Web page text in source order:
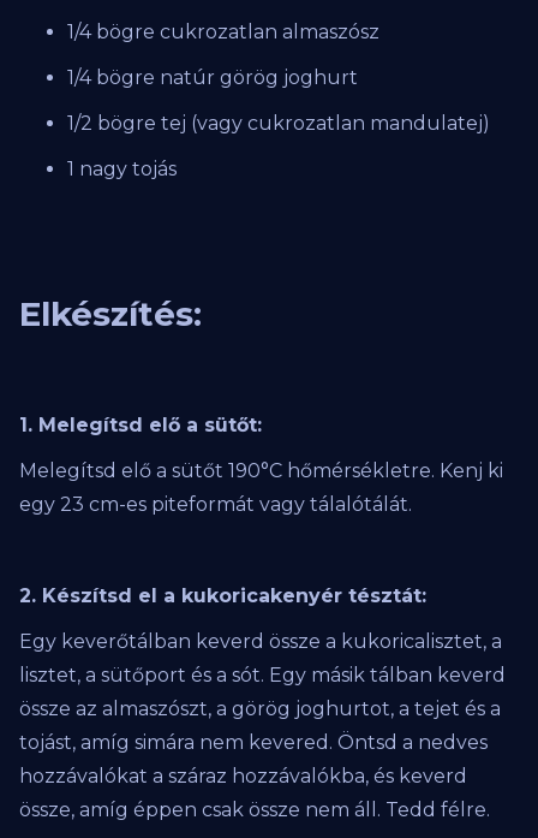
1/4 bögre cukrozatlan almaszósz
1/4 bögre natúr görög joghurt
1/2 bögre tej (vagy cukrozatlan mandulatej)
1 nagy tojás
Elkészítés:
1. Melegítsd elő a sütőt:
Melegítsd elő a sütőt 190°C hőmérsékletre. Kenj ki
egy 23 cm-es piteformát vagy tálalótálát.
2. Készítsd el a kukoricakenyér tésztát:
Egy keverőtálban keverd össze a kukoricalisztet, a
lisztet, a sütőport és a sót. Egy másik tálban keverd
össze az almaszószt, a görög joghurtot, a tejet és a
tojást, amíg simára nem kevered. Öntsd a nedves
hozzávalókat a száraz hozzávalókba, és keverd
össze, amíg éppen csak össze nem áll. Tedd félre.